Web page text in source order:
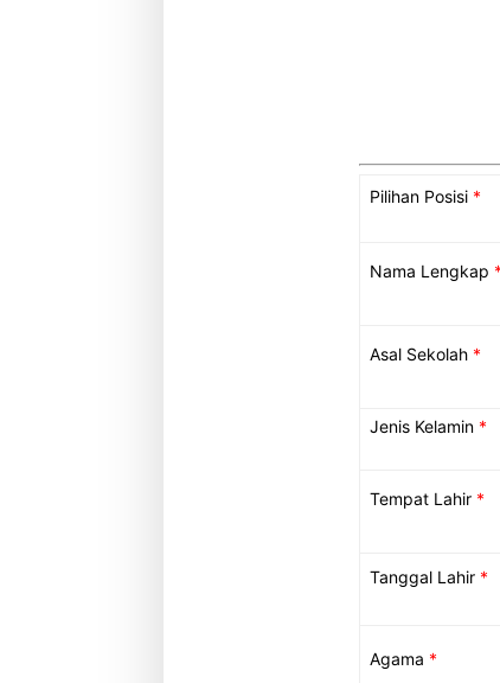
Pilihan Posisi *
Nama Lengkap *
Asal Sekolah *
Jenis Kelamin *
Tempat Lahir *
Tanggal Lahir *
Agama *